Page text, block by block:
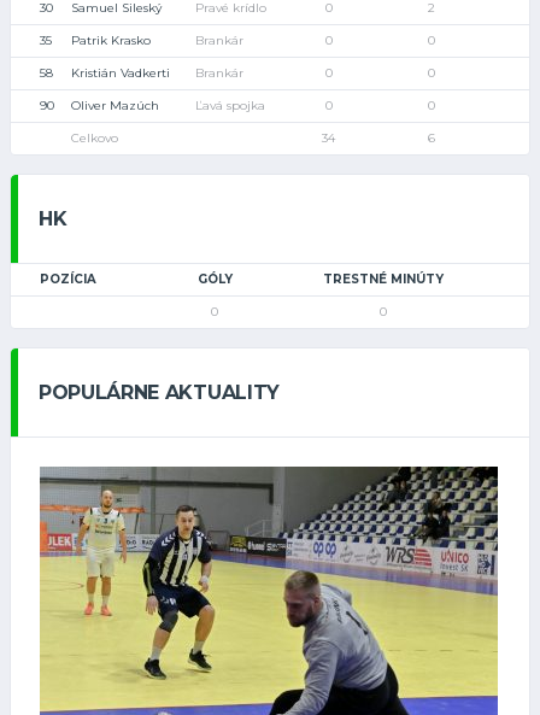
30 Samuel Sileský Pravé krídlo 0 2
35 Patrik Krasko Brankár 0 0
58 Kristián Vadkerti Brankár 0 0
90 Oliver Mazúch Ľavá spojka 0 0
Celkovo 34 6
HK
POZÍCIA GÓLY TRESTNÉ MINÚTY
0 0
POPULÁRNE AKTUALITY